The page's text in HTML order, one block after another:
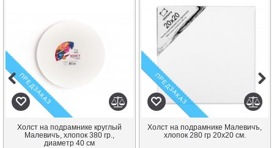
ПРЕДЗАКАЗ
Холст на подрамнике круглый
Малевичъ, хлопок 380 гр.,
диаметр 40 см
ПРЕДЗАКАЗ
Холст на подрамнике Малевичъ,
хлопок 280 гр 20х20 см.